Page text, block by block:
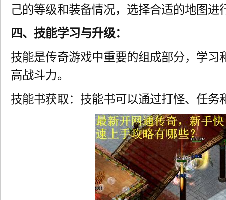
己的等级和装备情况，选择合适的地图进
四、技能学习与升级：
技能是传奇游戏中重要的组成部分，学习
高战斗力。
技能书获取：技能书可以通过打怪、任务